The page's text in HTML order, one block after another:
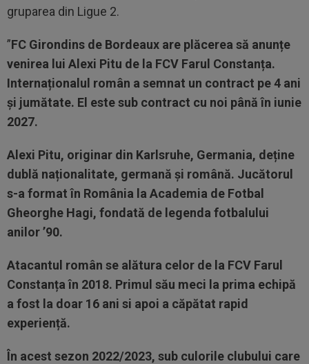
gruparea din Ligue 2.
”FC Girondins de Bordeaux are plăcerea să anunțe
venirea lui Alexi Pitu de la FCV Farul Constanța.
Internaționalul român a semnat un contract pe 4 ani
și jumătate. El este sub contract cu noi până în iunie
2027.
Alexi Pitu, originar din Karlsruhe, Germania, deține
dublă naționalitate, germană și română. Jucătorul
s-a format în România la Academia de Fotbal
Gheorghe Hagi, fondată de legenda fotbalului
anilor ’90.
Atacantul român se alătura celor de la FCV Farul
Constanța în 2018. Primul său meci la prima echipă
a fost la doar 16 ani si apoi a căpătat rapid
experiență.
În acest sezon 2022/2023, sub culorile clubului care